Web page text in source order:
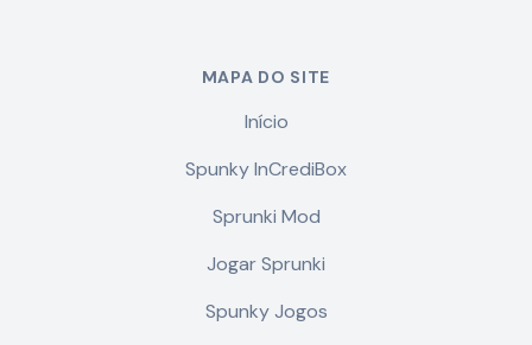
MAPA DO SITE
Início
Spunky InCrediBox
Sprunki Mod
Jogar Sprunki
Spunky Jogos